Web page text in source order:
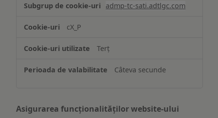
și/sau
informațiilor
pe
dispozitiv
admp-tc-sati.adtlgc.com
cX_P
Terț
Câteva secunde
Asigurarea funcționalităților website-ului